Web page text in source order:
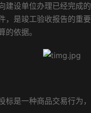
设单位办理已经完成
，是竣工验收报告的重
依据。
是一种商品交易行为，